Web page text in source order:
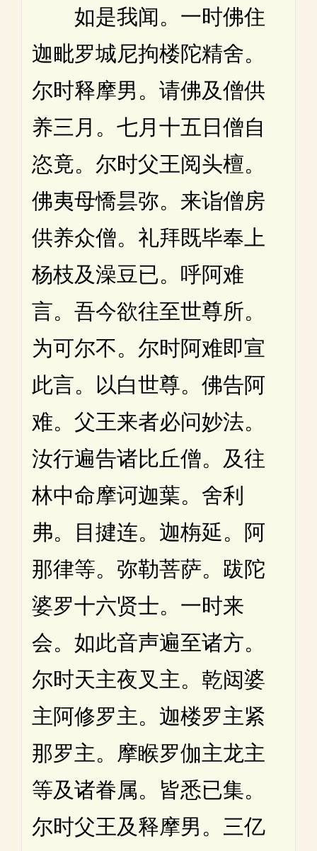
如是我闻。一时佛住
迦毗罗城尼拘楼陀精舍。
尔时释摩男。请佛及僧供
养三月。七月十五日僧自
恣竟。尔时父王阅头檀。
佛夷母憍昙弥。来诣僧房
供养众僧。礼拜既毕奉上
杨枝及澡豆已。呼阿难
言。吾今欲往至世尊所。
为可尔不。尔时阿难即宣
此言。以白世尊。佛告阿
难。父王来者必问妙法。
汝行遍告诸比丘僧。及往
林中命摩诃迦葉。舍利
弗。目揵连。迦栴延。阿
那律等。弥勒菩萨。跋陀
婆罗十六贤士。一时来
会。如此音声遍至诸方。
尔时天主夜叉主。乾闼婆
主阿修罗主。迦楼罗主紧
那罗主。摩睺罗伽主龙主
等及诸眷属。皆悉已集。
尔时父王及释摩男。三亿